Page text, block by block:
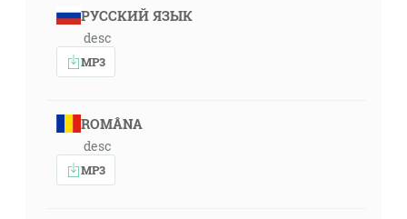
РУССКИЙ ЯЗЫК
desc
MP3
ROMÂNA
desc
MP3